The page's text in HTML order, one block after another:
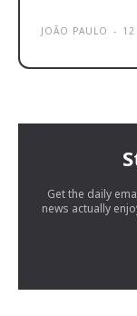
JOÃO PAULO -
Get the daily
news actually